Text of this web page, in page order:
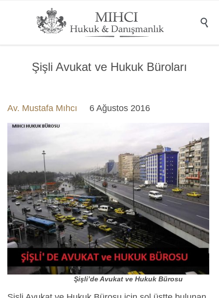

Şişli Avukat ve Hukuk Büroları
Av. Mustafa Mıhcı 6 Ağustos 2016
Şişli’de Avukat ve Hukuk Bürosu